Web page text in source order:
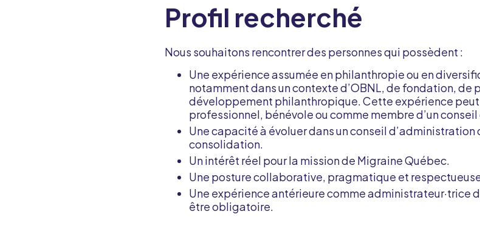
Profil recherché
Nous souhaitons rencontrer des personnes qui possèdent :
Une expérience assumée en philanthropie ou en
notamment dans un contexte d’OBNL, de fondation, de
développement philanthropique. Cette expérience
professionnel, bénévole ou comme membre d’un
Une capacité à évoluer dans un conseil
consolidation.
Un intérêt réel pour la mission de Migraine Québec.
Une posture collaborative, pragmatique et
Une expérience antérieure comme administrateur·trice
être obligatoire.